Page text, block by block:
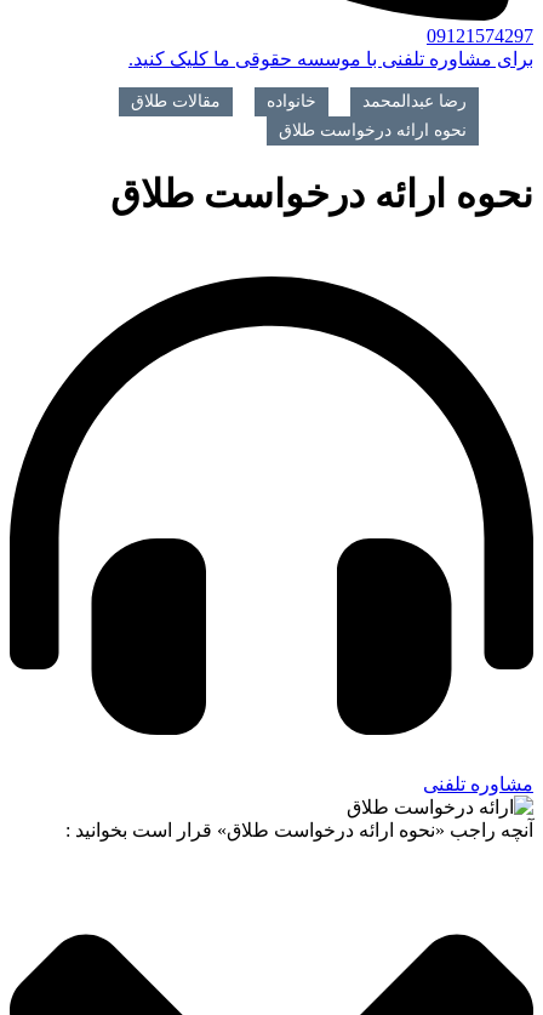
09121574297
برای مشاوره تلفنی با موسسه حقوقی ما کلیک کنید.
رضا عبدالمحمد خانواده مقالات طلاق
نحوه ارائه درخواست طلاق
نحوه ارائه درخواست طلاق
مشاوره تلفنی
آنچه راجب «نحوه ارائه درخواست طلاق» قرار است بخوانید :